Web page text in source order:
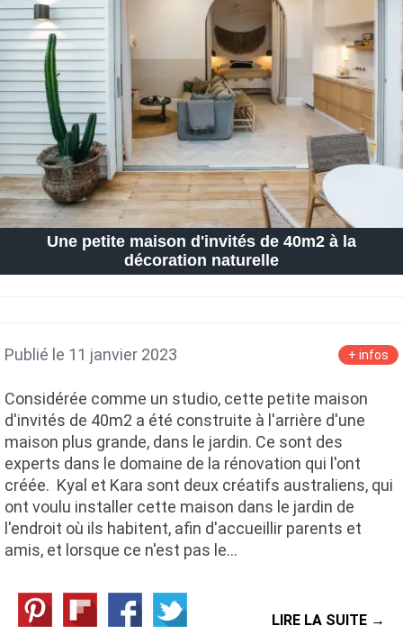
Une petite maison d'invités de 40m2 à la
décoration naturelle
Publié le 11 janvier 2023 + infos
Considérée comme un studio, cette petite maison
d'invités de 40m2 a été construite à l'arrière d'une
maison plus grande, dans le jardin. Ce sont des
experts dans le domaine de la rénovation qui l'ont
créée. Kyal et Kara sont deux créatifs australiens, qui
ont voulu installer cette maison dans le jardin de
l'endroit où ils habitent, afin d'accueillir parents et
amis, et lorsque ce n'est pas le…
LIRE LA SUITE →